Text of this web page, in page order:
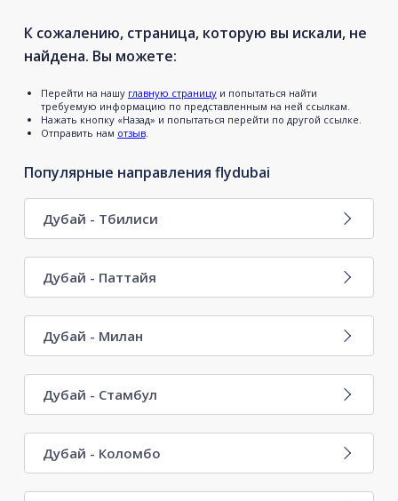
К сожалению, страница, которую вы искали, не
найдена. Вы можете:
Перейти на нашу главную страницуи попытаться найти
требуемую информацию по представленным на ней ссылкам.
Нажать кнопку «Назад» и попытаться перейти по другой ссылке.
Отправить нам отзыв.
Популярные направления flydubai
Дубай - Тбилиси
Дубай - Паттайя
Дубай - Милан
Дубай - Стамбул
Дубай - Коломбо